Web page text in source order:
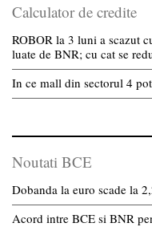
Calculator de credite
ROBOR la 3 luni a scazut
luate de BNR; cu cat se
In ce mall din sectorul 4
Noutati BCE
Dobanda la euro scade la
Acord intre BCE si BNR